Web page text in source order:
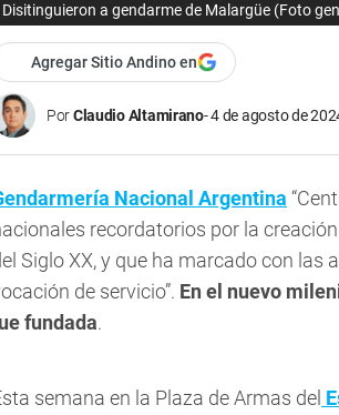
Disitinguieron a gendarme de Malargüe (Foto
Agregar Sitio Andino en
PorClaudio Altamirano 4 de agosto de
Nacional Argentina
recordatorios por la
Siglo XX, y que ha marcado con las
de servicio”. En el nuevo
fundada.
semana en la Plaza de Armas del